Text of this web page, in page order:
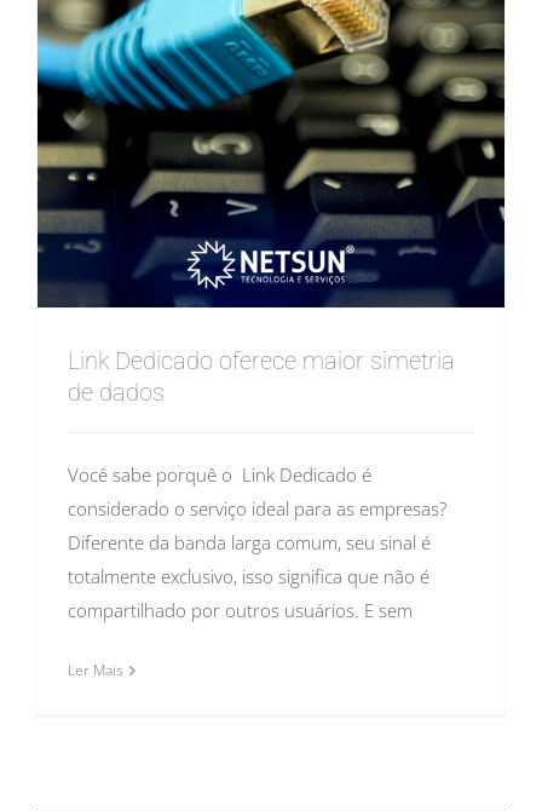
Link Dedicado oferece maior simetria
de dados
Você sabe porquê o Link Dedicado é
considerado o serviço ideal para as empresas?
Diferente da banda larga comum, seu sinal é
totalmente exclusivo, isso significa que não é
compartilhado por outros usuários. E sem
Ler Mais